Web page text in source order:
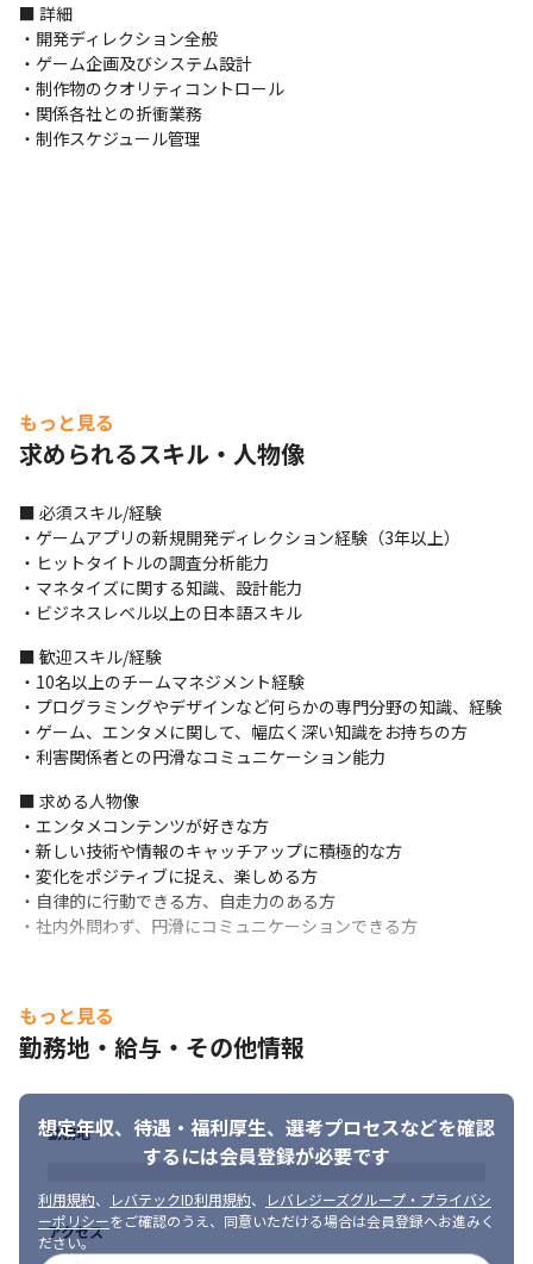
■ 詳細
・開発ディレクション全般
・ゲーム企画及びシステム設計
・制作物のクオリティコントロール
・関係各社との折衝業務
・制作スケジュール管理
もっと見る
求められるスキル・人物像
■ 必須スキル/経験
・ゲームアプリの新規開発ディレクション経験（3年以上）
・ヒットタイトルの調査分析能力
・マネタイズに関する知識、設計能力
・ビジネスレベル以上の日本語スキル
■ 歓迎スキル/経験
・10名以上のチームマネジメント経験
・プログラミングやデザインなど何らかの専門分野の知識、経験
・ゲーム、エンタメに関して、幅広く深い知識をお持ちの方
・利害関係者との円滑なコミュニケーション能力
■ 求める人物像
・エンタメコンテンツが好きな方
・新しい技術や情報のキャッチアップに積極的な方
・変化をポジティブに捉え、楽しめる方
・自律的に行動できる方、自走力のある方
・社内外問わず、円滑にコミュニケーションできる方
もっと見る
勤務地・給与・その他情報
想定年収、待遇・福利厚生、 選考プロセスなどを確認
するには会員登録が必要です
利用規約、 レバテックID利用規約、
レバレジーズグループ・プライバシ
ーポリシーをご確認のうえ、同意いただける場合は会員登録へお進みく
ださい。
勤務地
アクセス